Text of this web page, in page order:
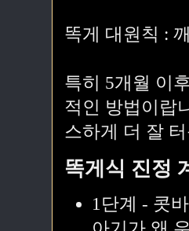
똑게 대원칙 :
특히 5개월 이
적인 방법이랍
스하게 더 잘
똑게식 진정
1단계 - 콧